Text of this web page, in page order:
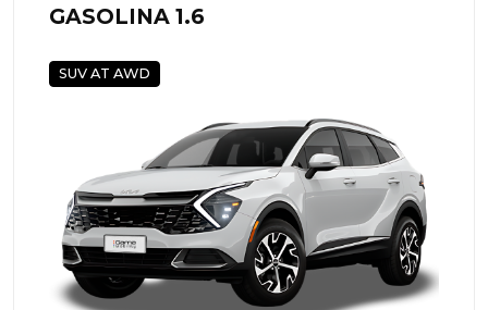
GASOLINA 1.6
SUV AT AWD